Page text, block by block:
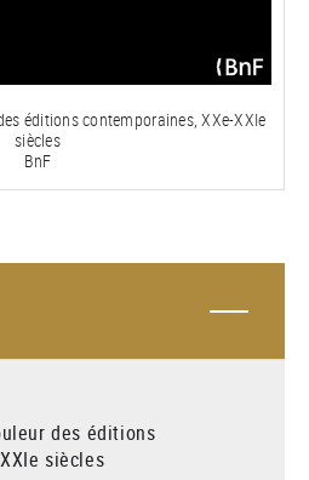
vidéo
éditions contemporaines, XXe-XXIe
siècles
BnF
des éditions
siècles